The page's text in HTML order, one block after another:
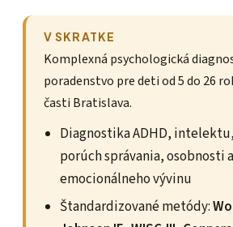
V SKRATKE
Komplexná psychologická
poradenstvo pre deti od 5 do 26
časti Bratislava.
Diagnostika ADHD,
porúch správania, osobnosti a
emocionálneho vývinu
Štandardizované metódy: